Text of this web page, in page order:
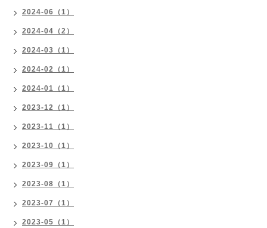
2024-06（1）
2024-04（2）
2024-03（1）
2024-02（1）
2024-01（1）
2023-12（1）
2023-11（1）
2023-10（1）
2023-09（1）
2023-08（1）
2023-07（1）
2023-05（1）